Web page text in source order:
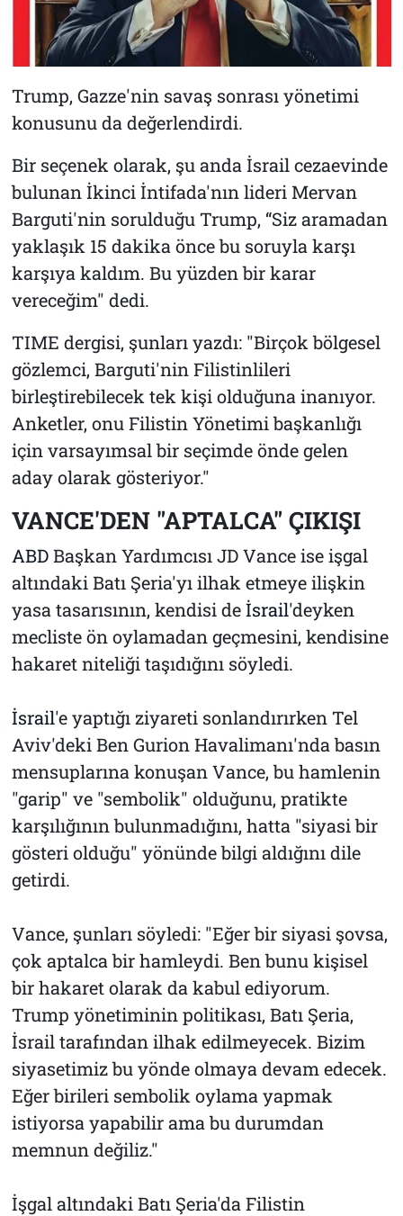
Trump, Gazze'nin savaş sonrası yönetimi
konusunu da değerlendirdi.
Bir seçenek olarak, şu anda İsrail cezaevinde
bulunan İkinci İntifada'nın lideri Mervan
Barguti'nin sorulduğu Trump, “Siz aramadan
yaklaşık 15 dakika önce bu soruyla karşı
karşıya kaldım. Bu yüzden bir karar
vereceğim" dedi.
TIME dergisi, şunları yazdı: "Birçok bölgesel
gözlemci, Barguti'nin Filistinlileri
birleştirebilecek tek kişi olduğuna inanıyor.
Anketler, onu Filistin Yönetimi başkanlığı
için varsayımsal bir seçimde önde gelen
aday olarak gösteriyor."
VANCE'DEN "APTALCA" ÇIKIŞI
ABDBaşkan Yardımcısı JD Vance ise işgal
altındaki Batı Şeria'yı ilhak etmeye ilişkin
yasa tasarısının, kendisi deİsrail'deyken
mecliste ön oylamadan geçmesini, kendisine
hakaret niteliği taşıdığını söyledi.
İsrail'e yaptığı ziyareti sonlandırırken Tel
Aviv'deki Ben Gurion Havalimanı'nda basın
mensuplarına konuşan Vance, bu hamlenin
"garip" ve "sembolik" olduğunu, pratikte
karşılığının bulunmadığını, hatta "siyasi bir
gösteri olduğu" yönünde bilgi aldığını dile
getirdi.
Vance, şunları söyledi: "Eğer bir siyasi şovsa,
çok aptalca bir hamleydi. Ben bunu kişisel
bir hakaret olarak da kabul ediyorum.
Trump yönetiminin politikası, Batı Şeria,
İsrail tarafından ilhak edilmeyecek. Bizim
siyasetimiz bu yönde olmaya devam edecek.
Eğer birileri sembolik oylama yapmak
istiyorsa yapabilir ama bu durumdan
memnun değiliz."
İşgal altındaki Batı Şeria'da Filistin